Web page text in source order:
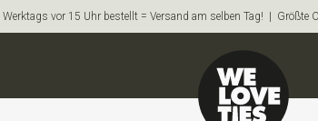
Werktags vor 15 Uhr bestellt = Versand am selben Tag! | Größte